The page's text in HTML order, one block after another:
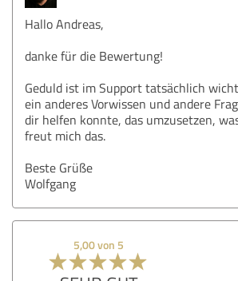
Hallo Andreas,
danke für die Bewertung!
Geduld ist im Support tatsächlich
ein anderes Vorwissen und andere
dir helfen konnte, das umzusetzen,
freut mich das.
Beste Grüße
Wolfgang
5,00 von 5